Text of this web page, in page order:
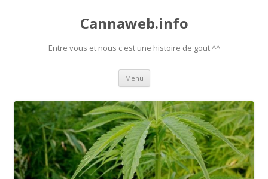
Cannaweb.info
Entre vous et nous c'est une histoire de gout ^^
Menu Aller
contenu